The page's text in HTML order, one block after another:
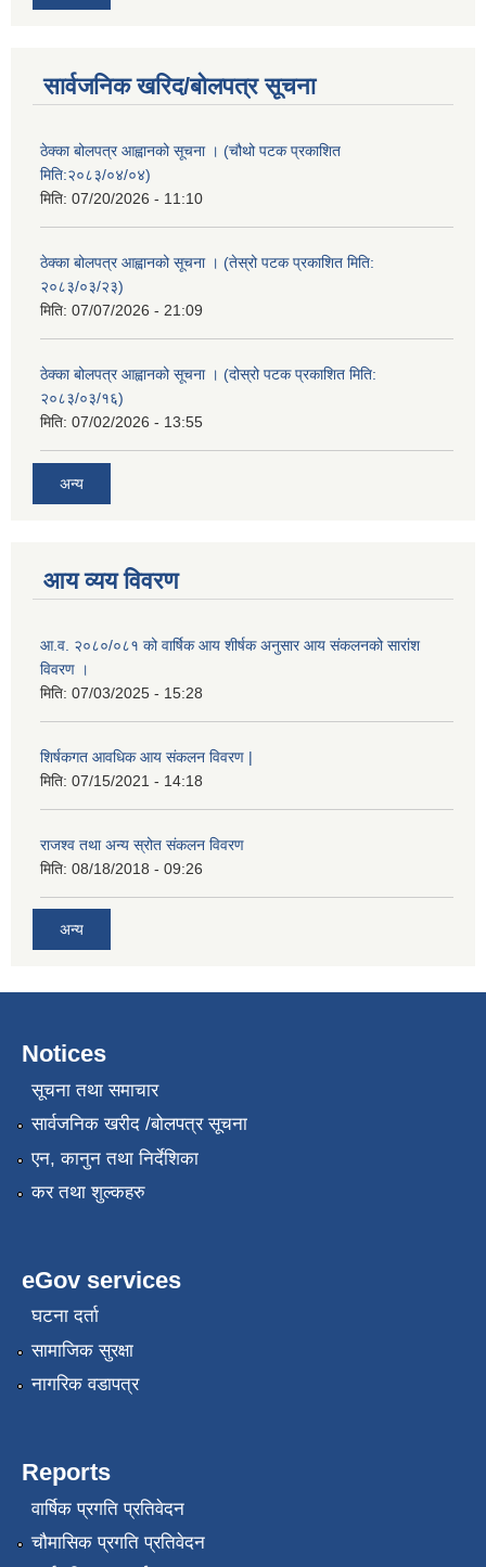
सार्वजनिक खरिद/बोलपत्र सूचना
ठेक्का बोलपत्र आह्वानको सूचना । (चौथो पटक प्रकाशित
मिति:२०८३/०४/०४)
मिति: 07/20/2026 - 11:10
ठेक्का बोलपत्र आह्वानको सूचना । (तेस्रो पटक प्रकाशित मिति:
२०८३/०३/२३)
मिति: 07/07/2026 - 21:09
ठेक्का बोलपत्र आह्वानको सूचना । (दोस्रो पटक प्रकाशित मिति:
२०८३/०३/१६)
मिति: 07/02/2026 - 13:55
अन्य
आय व्यय विवरण
आ.व. २०८०/०८१ को वार्षिक आय शीर्षक अनुसार आय संकलनको सारांश
विवरण ।
मिति: 07/03/2025 - 15:28
शिर्षकगत आवधिक आय संकलन विवरण |
मिति: 07/15/2021 - 14:18
राजश्व तथा अन्य स्रोत संकलन विवरण
मिति: 08/18/2018 - 09:26
अन्य
Notices
सूचना तथा समाचार
सार्वजनिक खरीद /बोलपत्र सूचना
एन, कानुन तथा निर्देशिका
कर तथा शुल्कहरु
eGov services
घटना दर्ता
सामाजिक सुरक्षा
नागरिक वडापत्र
Reports
वार्षिक प्रगति प्रतिवेदन
चौमासिक प्रगति प्रतिवेदन